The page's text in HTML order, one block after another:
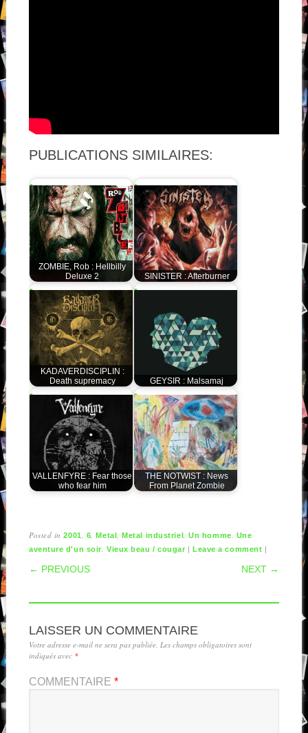
PUBLICATIONS SIMILAIRES:
ZOMBIE, Rob : Hellbilly
Deluxe 2
SINISTER : Afterburner
KADAVERDISCIPLIN :
Death supremacy
GEYSIR : Malsamaj
VALLENFYRE : Fear those
who fear him
THE NOTWIST : News
From Planet Zombie
Posted in2001 6 ,Metal ,Metal industriel ,Un homme
Une
aventure d'un soir
Vieux beau / cougar |Leave a comment |
POST NAVIGATION
← PREVIOUS NEXT →
LAISSER UN COMMENTAIRE
Votre adresse e-mail ne sera pas publiée. Les champs obligatoires sont
indiqués avec *
COMMENTAIRE *